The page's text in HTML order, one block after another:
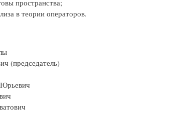
пространства;
в теории операторов.
(председатель)